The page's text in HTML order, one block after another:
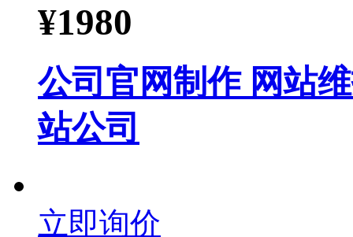
¥1980
公司官网制作 网站
站公司
立即询价